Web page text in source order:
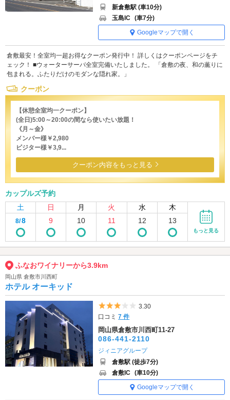
新倉敷駅 (車10分)
玉島IC (車7分)
Googleマップで開く
倉敷最安！全室均一超お得なクーポン発行中！ 詳しくはクーポンページをチ
ェック！ ■ウォーターサーバ全室完備いたしました。 「倉敷の夜、和の薫りに
包まれる。ふたりだけのモダンな隠れ家。」
クーポン
【休憩全室均一クーポン】
(全日)5:00～20:00の間なら使いたい放題！
《月～金》
メンバー様￥2,980
ビジター様￥3,9...
クーポン内容をもっと見る
カップルズ予約
土
日 月 火 水 木
8/8 9 10 11 12 13
もっと見る
ふなおワイナリーから3.9km
岡山県 倉敷市川西町
ホテル オーキッド
5つ星のうち3
3.30
口コミ7 件
岡山県倉敷市川西町11-27
086-441-2110
ジィニアグループ
倉敷駅 (徒歩7分)
倉敷IC (車10分)
Googleマップで開く